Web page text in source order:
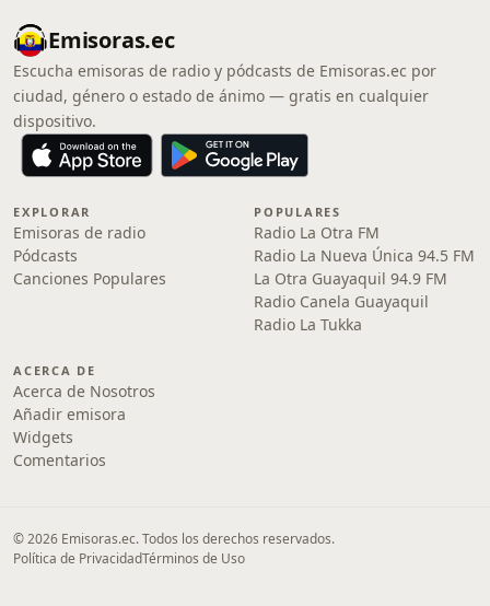
Emisoras.ec
Escucha emisoras de radio y pódcasts de Emisoras.ec por
ciudad, género o estado de ánimo — gratis en cualquier
dispositivo.
EXPLORAR
Emisoras de radio
Pódcasts
Canciones Populares
POPULARES
Radio La Otra FM
Radio La Nueva Única 94.5 FM
La Otra Guayaquil 94.9 FM
Radio Canela Guayaquil
Radio La Tukka
ACERCA DE
Acerca de Nosotros
Añadir emisora
Widgets
Comentarios
© 2026 Emisoras.ec. Todos los derechos reservados.
Política de PrivacidadTérminos de Uso